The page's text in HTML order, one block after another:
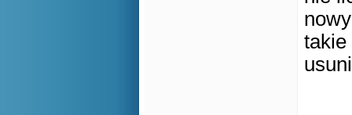
takie